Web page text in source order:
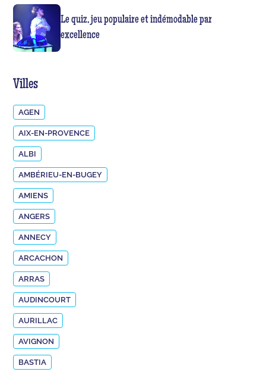
Le quiz, jeu populaire et indémodable par
excellence
Villes
AGEN
AIX-EN-PROVENCE
ALBI
AMBÉRIEU-EN-BUGEY
AMIENS
ANGERS
ANNECY
ARCACHON
ARRAS
AUDINCOURT
AURILLAC
AVIGNON
BASTIA